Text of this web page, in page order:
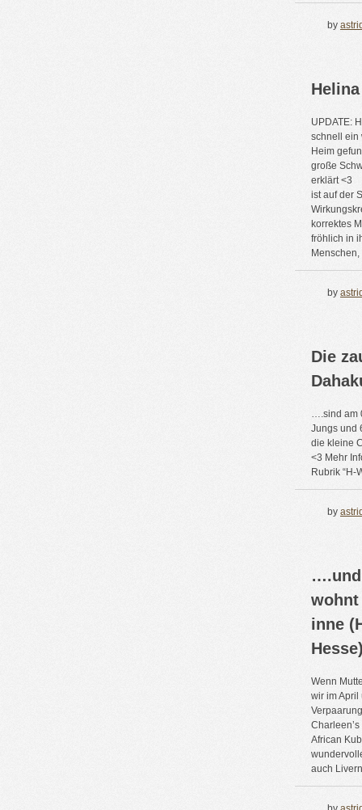
by
UPDATE:
schnell ein
Heim
große
erklärt <3
ist auf der
korrektes
fröhlich in
by
Die
….sind am
Jungs und
die kleine
<3 Mehr
Rubrik “H-
by
….und
wohnt
inne
Wenn
wir im April
African
auch